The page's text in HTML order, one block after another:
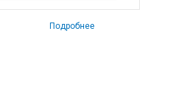
Подробнее